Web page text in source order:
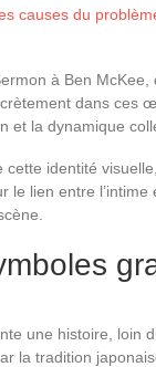
causes du
à Ben
dans ces
et la dynamique
identité visuelle,
le lien entre
une histoire, loin
la tradition